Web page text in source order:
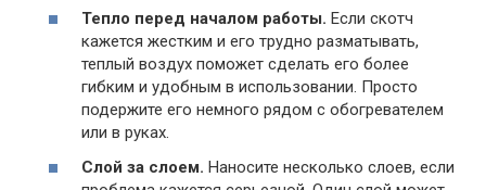
Тепло перед началом работы. Если скотч
кажется жестким и его трудно разматывать,
теплый воздух поможет сделать его более
гибким и удобным в использовании. Просто
подержите его немного рядом с обогревателем
или в руках.
Слой за слоем. Наносите несколько слоев, если